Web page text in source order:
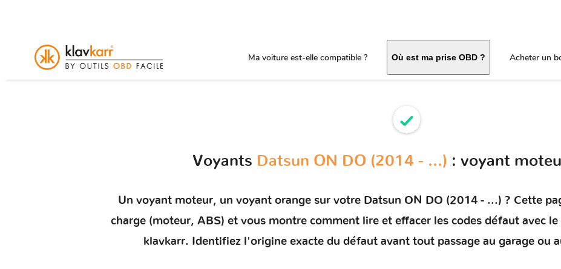
Ma voiture est-elle compatible ? Où est ma prise OBD ? Acheter un
Voyants Datsun ON DO (2014 - ...) : voyant
Un voyant moteur, un voyant orange sur votre Datsun ON DO (2014 - ...) ? Cette
charge (moteur, ABS) et vous montre comment lire et effacer les codes défautavec le
klavkarr. Identifiez l'origine exacte du défaut avant tout passage au garage ou